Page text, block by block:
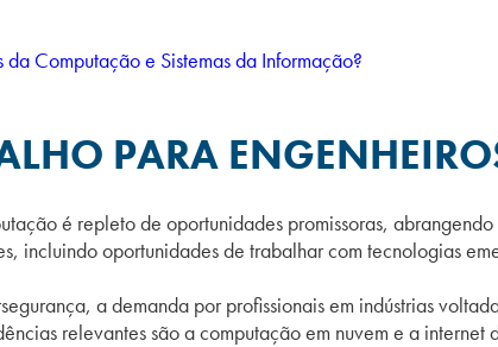
Computação e Sistemas da Informação?
PARA
é repleto de oportunidades promissoras,
incluindo oportunidades de trabalhar com tecnologias
a demanda por profissionais em indústrias
relevantes são a computação em nuvem e a internet